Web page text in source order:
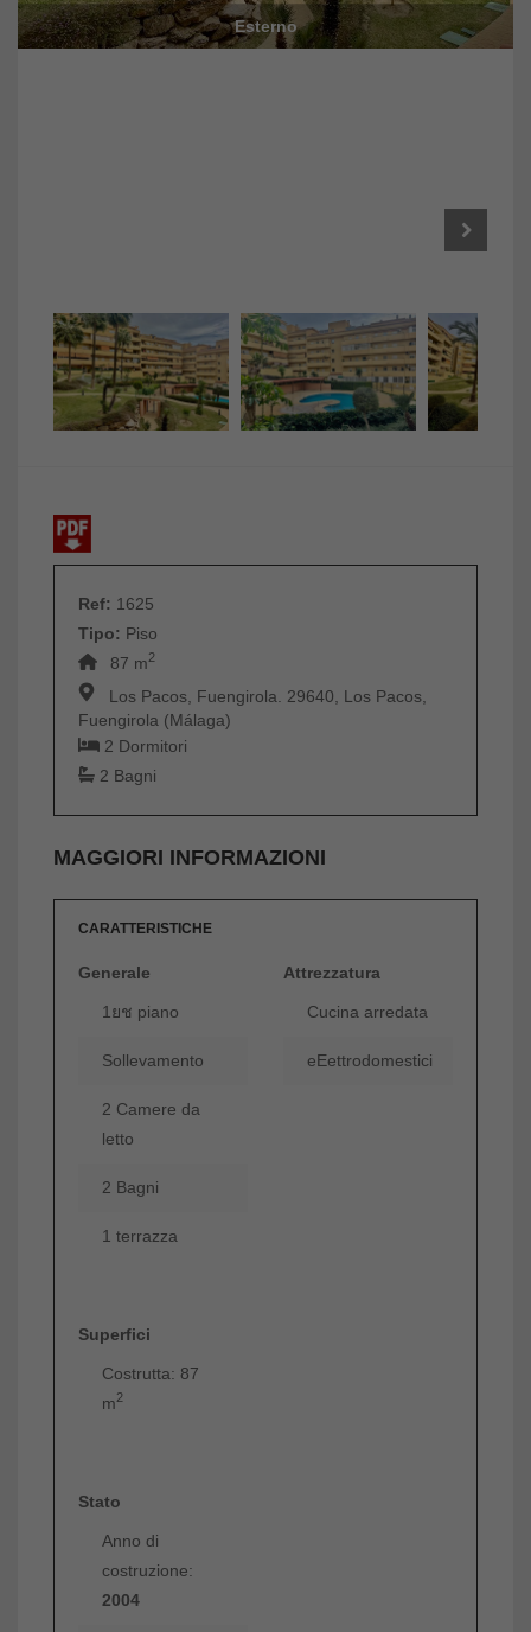
Esterno
Ref: 1625
Tipo: Piso
87 m2
Los Pacos, Fuengirola. 29640, Los Pacos,
Fuengirola (Málaga)
2 Dormitori
2 Bagni
MAGGIORI INFORMAZIONI
CARATTERISTICHE
Generale
1ยช piano
Sollevamento
2 Camere da
letto
2 Bagni
1 terrazza
Superfici
Costrutta: 87
m2
Stato
Anno di
costruzione:
2004
Attrezzatura
Cucina arredata
eEettrodomestici